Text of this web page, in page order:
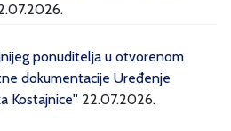
ponuditelja u otvorenom
dokumentacije Uređenje
Kostajnice'' 22.07.2026.